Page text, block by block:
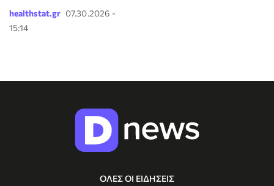
healthstat.gr 07.30.2026 -
15:14
ΟΛΕΣ ΟΙ ΕΙΔΗΣΕΙΣ